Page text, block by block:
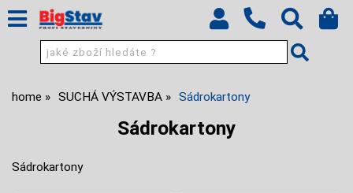
home SUCHÁ VÝSTAVBA Sádrokartony
Sádrokartony
Sádrokartony